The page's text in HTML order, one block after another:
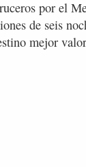
por el
de seis
mejor